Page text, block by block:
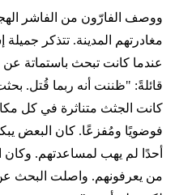
ووصف الفارّون من الفاشر
مغادرتهم المدينة. تتذكر
عندما كانت تبحث باستماتة
قائلةً: "ظننت أنه ربما قُتل.
كانت الجثث متناثرة في كل
فوضويًا ومُفزعًا. كان البعض
أحدًا لم يهب لمساعدتهم. وكان
من يعرفونهم. واصلت البحث عن